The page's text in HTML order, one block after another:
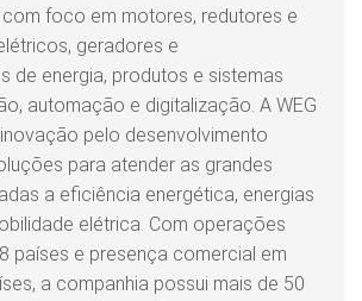
foco em motores, redutores e
geradores e
de energia, produtos e sistemas
automação e digitalização. A WEG
pelo desenvolvimento
para atender as grandes
a eficiência energética, energias
elétrica. Com operações
países e presença comercial em
a companhia possui mais de 50